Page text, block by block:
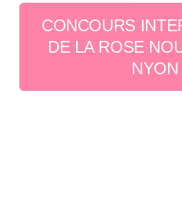
CONCOURS
DE LA ROSE
NYON